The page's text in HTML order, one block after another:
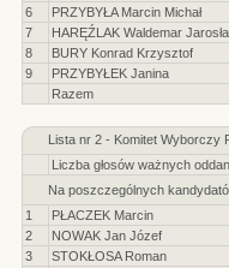
6
PRZYBYŁA Marcin Michał
7
HARĘŹLAK Waldemar
8
BURY Konrad Krzysztof
9
PRZYBYŁEK Janina
Razem
Lista nr 2 - Komitet Wyborczy
Liczba głosów ważnych
Na poszczególnych
1
PŁACZEK Marcin
2
NOWAK Jan Józef
3
STOKŁOSA Roman